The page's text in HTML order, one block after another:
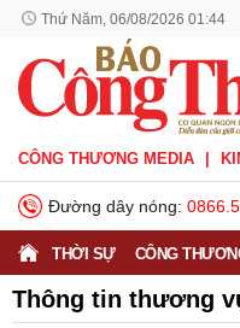
Thứ Năm, 06/08/2026 01:44
CÔNG THƯƠNG MEDIA
Đường dây nóng:
THỜI SỰ CÔNG
Thông tin thương